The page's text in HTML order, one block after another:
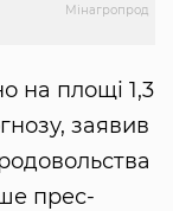
Мінагропрод
на площі 1,3
заявив
прес-